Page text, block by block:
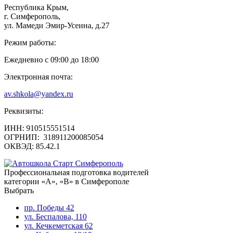
Республика Крым,
г. Симферополь,
ул. Мамеди Эмир-Усеина, д.27
Режим работы:
Ежедневно с 09:00 до 18:00
Электронная почта:
av.shkola@yandex.ru
Реквизиты:
ИНН: 910515551514
ОГРНИП: 318911200085054
ОКВЭД: 85.42.1
Профессиональная подготовка водителей
категории «A», «В» в Симферополе
Выбрать
пр. Победы 42
ул. Беспалова, 110
ул. Кечкеметская 62